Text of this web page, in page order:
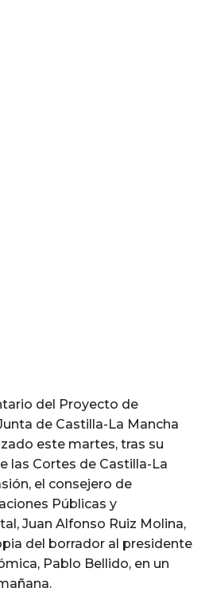
del Proyecto de
de Castilla-La Mancha
este martes, tras su
las Cortes de Castilla-La
el consejero de
Públicas y
Juan Alfonso Ruiz Molina,
del borrador al presidente
Pablo Bellido, en un